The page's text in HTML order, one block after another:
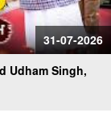
31-07-2026
Udham Singh,